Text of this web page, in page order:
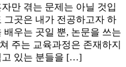
만 겪는 문제는 아닐 것입
그곳은 내가 전공하고자 하
우는 곳일 뿐, 논문을 쓰는
주는 교육과정은 존재하지
고 있는 분들을 […]